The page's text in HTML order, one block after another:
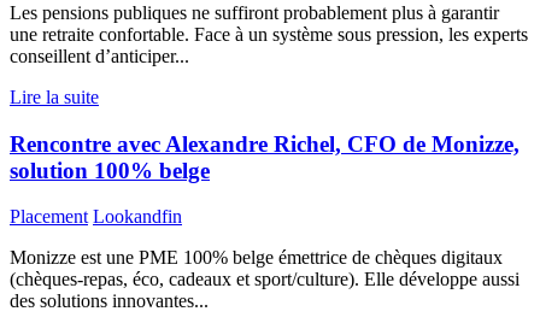
Les pensions publiques ne suffiront probablement plus à garantir
une retraite confortable. Face à un système sous pression, les experts
conseillent d’anticiper...
Lire la suite
Rencontre avec Alexandre Richel, CFO de Monizze,
solution 100% belge
Placement Lookandfin
Monizze est une PME 100% belge émettrice de chèques digitaux
(chèques-repas, éco, cadeaux et sport/culture). Elle développe aussi
des solutions innovantes...